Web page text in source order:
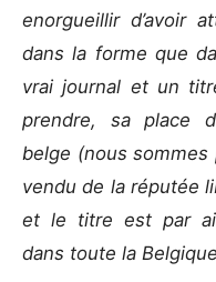
enorgueillir d’avoir
dans la forme que
vrai journal et un
prendre, sa place
belge (nous sommes
vendu de la réputée
et le titre est par
dans toute la